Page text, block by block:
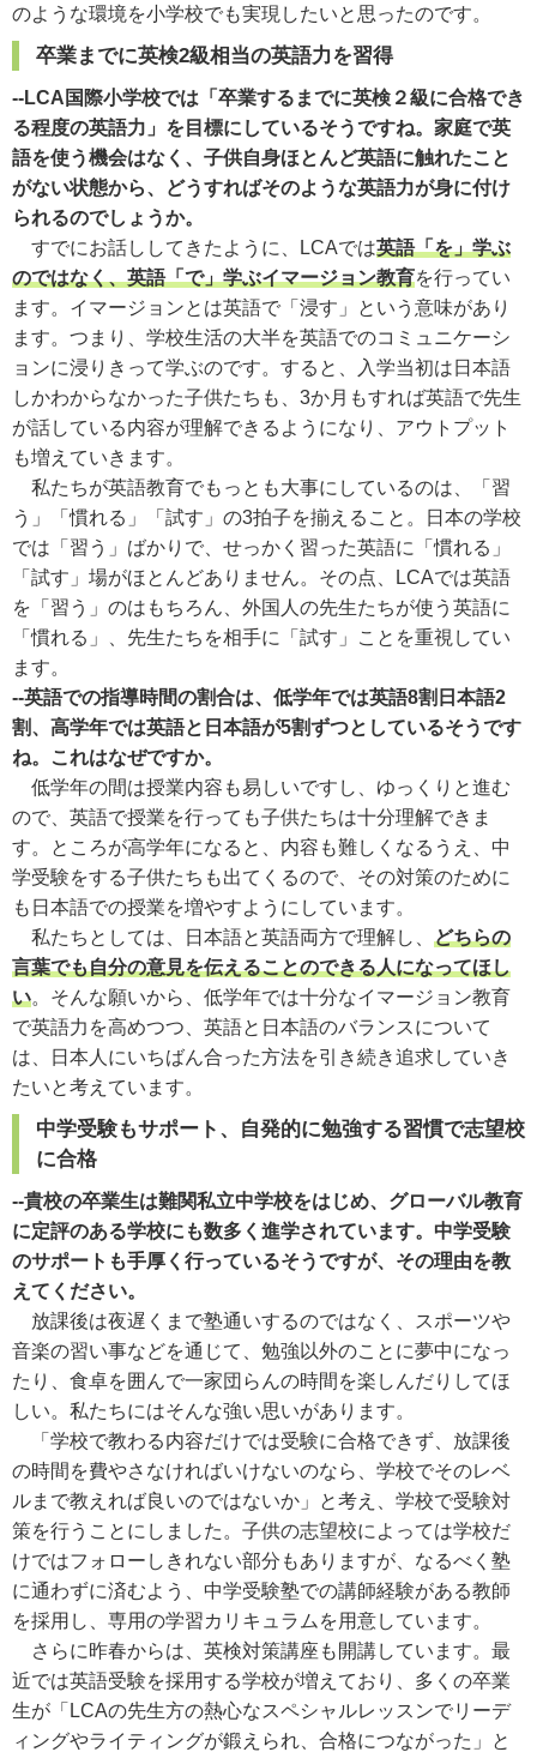
のような環境を小学校でも実現したいと思ったのです。
卒業までに英検2級相当の英語力を習得
--LCA国際小学校では「卒業するまでに英検２級に合格でき
る程度の英語力」を目標にしているそうですね。家庭で英
語を使う機会はなく、子供自身ほとんど英語に触れたこと
がない状態から、どうすればそのような英語力が身に付け
られるのでしょうか。
すでにお話ししてきたように、LCAでは英語「を」学ぶ
のではなく、英語「で」学ぶイマージョン教育を行ってい
ます。イマージョンとは英語で「浸す」という意味があり
ます。つまり、学校生活の大半を英語でのコミュニケーシ
ョンに浸りきって学ぶのです。すると、入学当初は日本語
しかわからなかった子供たちも、3か月もすれば英語で先生
が話している内容が理解できるようになり、アウトプット
も増えていきます。
私たちが英語教育でもっとも大事にしているのは、「習
う」「慣れる」「試す」の3拍子を揃えること。日本の学校
では「習う」ばかりで、せっかく習った英語に「慣れる」
「試す」場がほとんどありません。その点、LCAでは英語
を「習う」のはもちろん、外国人の先生たちが使う英語に
「慣れる」、先生たちを相手に「試す」ことを重視してい
ます。
--英語での指導時間の割合は、低学年では英語8割日本語2
割、高学年では英語と日本語が5割ずつとしているそうです
ね。これはなぜですか。
低学年の間は授業内容も易しいですし、ゆっくりと進む
ので、英語で授業を行っても子供たちは十分理解できま
す。ところが高学年になると、内容も難しくなるうえ、中
学受験をする子供たちも出てくるので、その対策のために
も日本語での授業を増やすようにしています。
私たちとしては、日本語と英語両方で理解し、 どちらの
言葉でも自分の意見を伝えることのできる人になってほし
い。そんな願いから、低学年では十分なイマージョン教育
で英語力を高めつつ、英語と日本語のバランスについて
は、日本人にいちばん合った方法を引き続き追求していき
たいと考えています。
中学受験もサポート、自発的に勉強する習慣で志望校
に合格
--貴校の卒業生は難関私立中学校をはじめ、グローバル教育
に定評のある学校にも数多く進学されています。中学受験
のサポートも手厚く行っているそうですが、その理由を教
えてください。
放課後は夜遅くまで塾通いするのではなく、スポーツや
音楽の習い事などを通じて、勉強以外のことに夢中になっ
たり、食卓を囲んで一家団らんの時間を楽しんだりしてほ
しい。私たちにはそんな強い思いがあります。
「学校で教わる内容だけでは受験に合格できず、放課後
の時間を費やさなければいけないのなら、学校でそのレベ
ルまで教えれば良いのではないか」と考え、学校で受験対
策を行うことにしました。子供の志望校によっては学校だ
けではフォローしきれない部分もありますが、なるべく塾
に通わずに済むよう、中学受験塾での講師経験がある教師
を採用し、専用の学習カリキュラムを用意しています。
さらに昨春からは、英検対策講座も開講しています。最
近では英語受験を採用する学校が増えており、多くの卒業
生が「LCAの先生方の熱心なスペシャルレッスンでリーデ
ィングやライティングが鍛えられ、合格につながった」と